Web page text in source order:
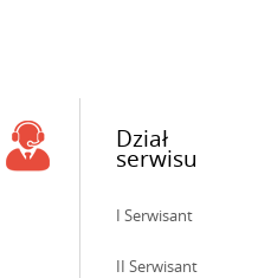
Dział
serwisu
I Serwisant
II Serwisant